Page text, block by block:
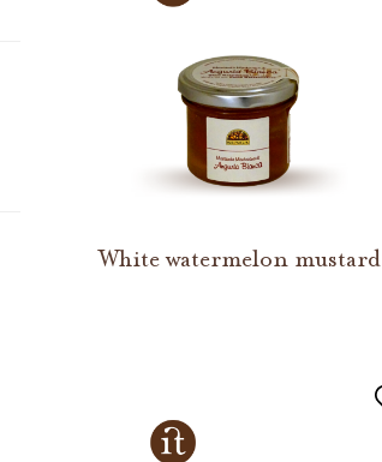
White watermelon mustard